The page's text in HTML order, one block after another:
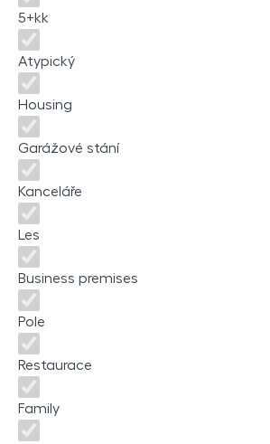
5+kk
Atypický
Housing
Garážové stání
Kanceláře
Les
Business premises
Pole
Restaurace
Family